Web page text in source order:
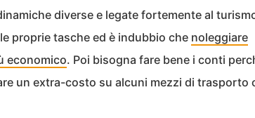
diverse e legate fortemente al
proprie tasche ed è indubbio che noleggiare
economico. Poi bisogna fare bene i conti
un extra-costo su alcuni mezzi di trasporto